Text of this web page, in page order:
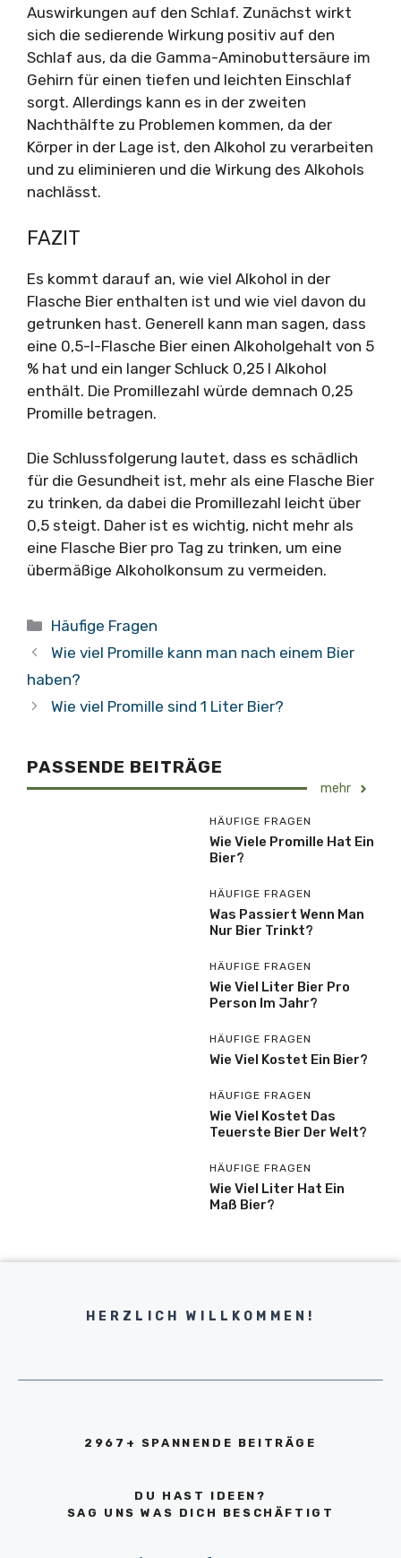
Auswirkungen auf den Schlaf. Zunächst wirkt
sich die sedierende Wirkung positiv auf den
Schlaf aus, da die Gamma-Aminobuttersäure im
Gehirn für einen tiefen und leichten Einschlaf
sorgt. Allerdings kann es in der zweiten
Nachthälfte zu Problemen kommen, da der
Körper in der Lage ist, den Alkohol zu verarbeiten
und zu eliminieren und die Wirkung des Alkohols
nachlässt.
FAZIT
Es kommt darauf an, wie viel Alkohol in der
Flasche Bier enthalten ist und wie viel davon du
getrunken hast. Generell kann man sagen, dass
eine 0,5-l-Flasche Bier einen Alkoholgehalt von 5
% hat und ein langer Schluck 0,25 l Alkohol
enthält. Die Promillezahl würde demnach 0,25
Promille betragen.
Die Schlussfolgerung lautet, dass es schädlich
für die Gesundheit ist, mehr als eine Flasche Bier
zu trinken, da dabei die Promillezahl leicht über
0,5 steigt. Daher ist es wichtig, nicht mehr als
eine Flasche Bier pro Tag zu trinken, um eine
übermäßige Alkoholkonsum zu vermeiden.
Kategorien
Häufige Fragen
Wie viel Promille kann man nach einem Bier
haben?
Wie viel Promille sind 1 Liter Bier?
PASSENDE BEITRÄGE
mehr
HÄUFIGE FRAGEN
Wie Viele Promille Hat Ein
Bier?
HÄUFIGE FRAGEN
Was Passiert Wenn Man
Nur Bier Trinkt?
HÄUFIGE FRAGEN
Wie Viel Liter Bier Pro
Person Im Jahr?
HÄUFIGE FRAGEN
Wie Viel Kostet Ein Bier?
HÄUFIGE FRAGEN
Wie Viel Kostet Das
Teuerste Bier Der Welt?
HÄUFIGE FRAGEN
Wie Viel Liter Hat Ein
Maß Bier?
HERZLICH WILLKOMMEN!
2967+ SPANNENDE BEITRÄGE
DU HAST IDEEN?
SAG UNS WAS DICH BESCHÄFTIGT